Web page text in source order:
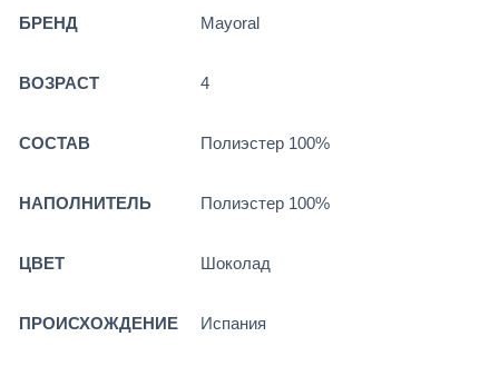
БРЕНД Mayoral
ВОЗРАСТ 4
СОСТАВ Полиэстер 100%
НАПОЛНИТЕЛЬ Полиэстер 100%
ЦВЕТ Шоколад
ПРОИСХОЖДЕНИЕ Испания